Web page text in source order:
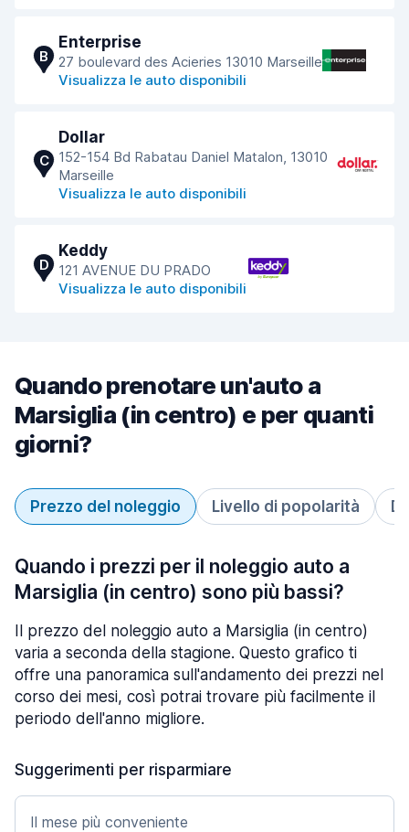
B
Enterprise
27 boulevard des Acieries 13010 Marseille
Visualizza le auto disponibili
C
Dollar
152-154 Bd Rabatau Daniel Matalon, 13010
Marseille
Visualizza le auto disponibili
D
Keddy
121 AVENUE DU PRADO
Visualizza le auto disponibili
Quando prenotare un'auto a
Marsiglia (in centro) e per quanti
giorni?
Prezzo del noleggio Livello di popolarità
Quando i prezzi per il noleggio auto a
Marsiglia (in centro) sono più bassi?
Il prezzo del noleggio auto a Marsiglia (in centro)
varia a seconda della stagione. Questo grafico ti
offre una panoramica sull'andamento dei prezzi nel
corso dei mesi, così potrai trovare più facilmente il
periodo dell'anno migliore.
Suggerimenti per risparmiare
Il mese più conveniente